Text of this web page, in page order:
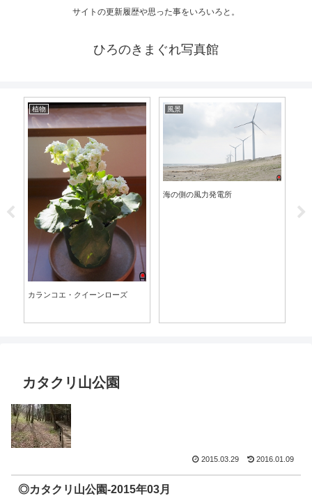
サイトの更新履歴や思った事をいろいろと。
ひろのきまぐれ写真館
植物
カランコエ・クイーンローズ
風景
海の側の風力発電所
カタクリ山公園
2015.03.29 2016.01.09
◎カタクリ山公園-2015年03月